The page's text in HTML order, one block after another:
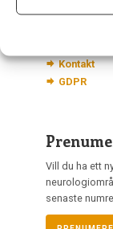
Kontakt
GDPR
Vill du ha ett
senaste